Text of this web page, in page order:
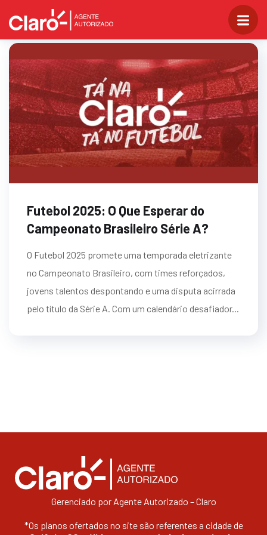
Futebol 2025: O Que Esperar do
Campeonato Brasileiro Série A?
O Futebol 2025 promete uma temporada eletrizante
no Campeonato Brasileiro, com times reforçados,
jovens talentos despontando e uma disputa acirrada
pelo título da Série A. Com um calendário desafiador...
Gerenciado por Agente Autorizado – Claro
*Os planos ofertados no site são referentes a cidade de